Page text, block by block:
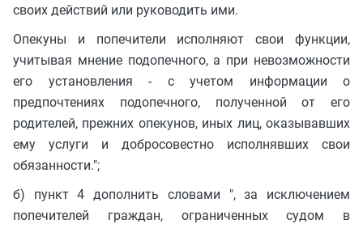
своих действий или руководить ими.
Опекуны и попечители исполняют свои функции,
учитывая мнение подопечного, а при невозможности
его установления - с учетом информации о
предпочтениях подопечного, полученной от его
родителей, прежних опекунов, иных лиц, оказывавших
ему услуги и добросовестно исполнявших свои
обязанности.";
б) пункт 4 дополнить словами ", за исключением
попечителей граждан, ограниченных судом в